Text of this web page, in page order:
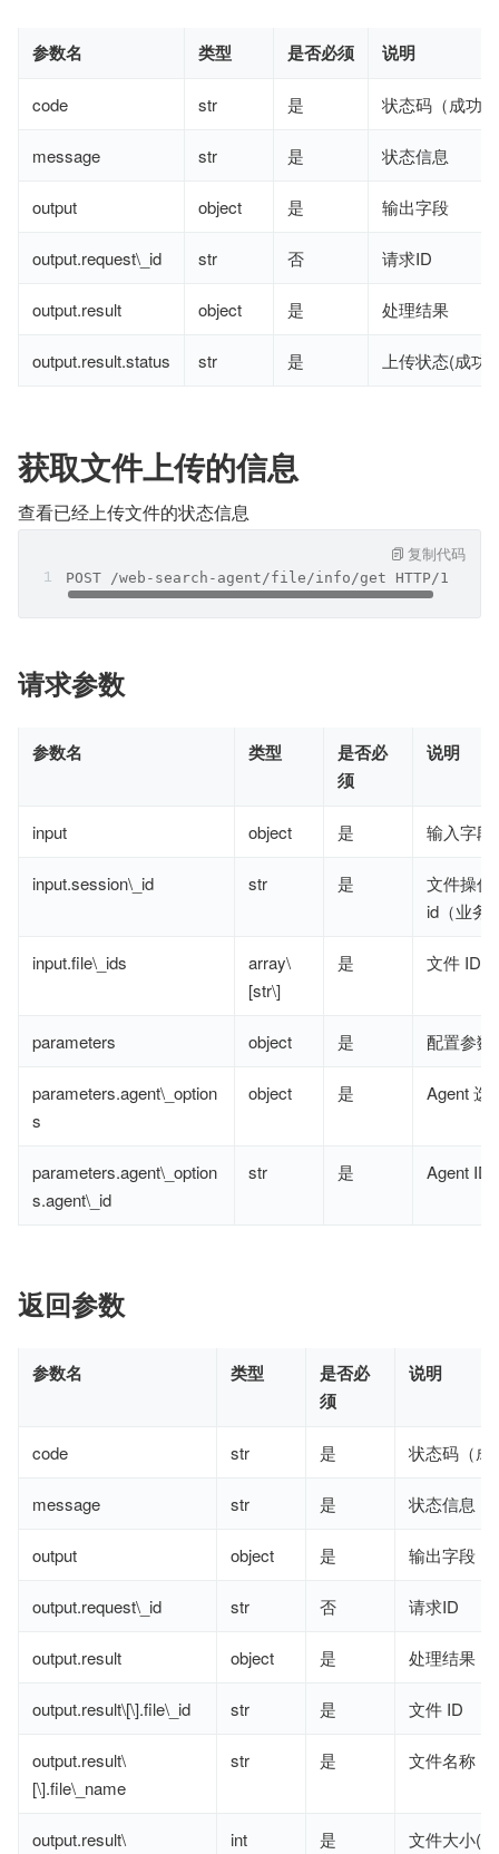
参数名 类型 是否必须 说明
code str 是 状态码（成功
message str 是 状态信息
output object 是 输出字段
output.request\_id str 否 请求ID
output.result object 是 处理结果
output.result.status str 是 上传状态(成功
获取文件上传的信息
查看已经上传文件的状态信息
POST /web-search-agent/file/info/get HTTP/1.1
复制代码
请求参数
参数名 类型
是否必
须
说明
input object 是 输入字段
input.session\_id str 是
文件操作
id（业务
input.file\_ids
array\
[str\]
是 文件 ID
parameters object 是 配置参数
parameters.agent\_option
s
object 是 Agent 选
parameters.agent\_option
s.agent\_id
str 是 Agent ID
返回参数
参数名 类型
是否必
须
说明
code str 是 状态码（成
message str 是 状态信息
output object 是 输出字段
output.request\_id str 否 请求ID
output.result object 是 处理结果
output.result\[\].file\_id str 是 文件 ID
output.result\
[\].file\_name
str 是 文件名称
output.result\
int 是 文件大小(